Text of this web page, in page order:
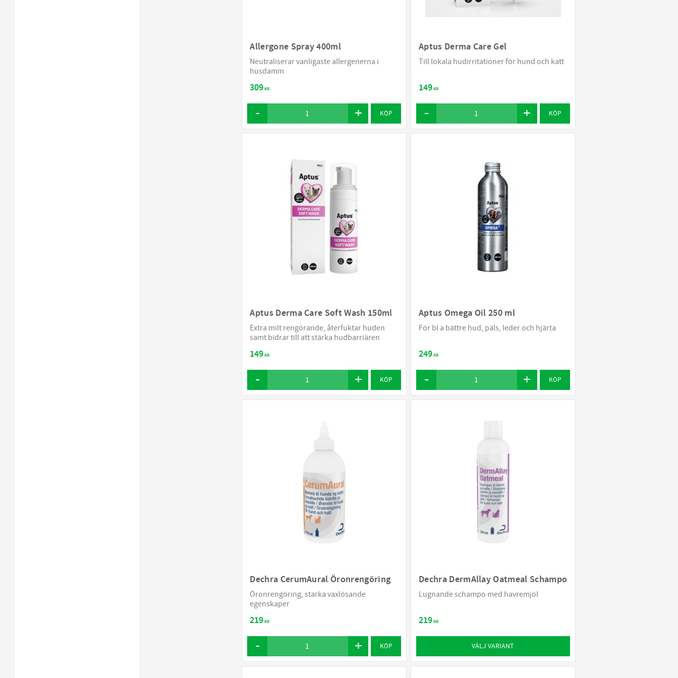
Allergone Spray 400ml
Neutraliserar vanligaste allergenerna i
husdamm
309KR
KÖP
Aptus Derma Care Gel
Till lokala hudirritationer för hund och katt
149KR
KÖP
Aptus Derma Care Soft Wash 150ml
Extra milt rengörande, återfuktar huden
samt bidrar till att stärka hudbarriären
149KR
KÖP
Aptus Omega Oil 250 ml
För bl a bättre hud, päls, leder och hjärta
249KR
KÖP
Dechra CerumAural Öronrengöring
Öronrengöring, starka vaxlösande
egenskaper
219KR
KÖP
Dechra DermAllay Oatmeal Schampo
Lugnande schampo med havremjöl
219KR
VÄLJ VARIANT